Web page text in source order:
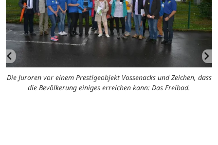
Die Juroren vor einem Prestigeobjekt Vossenacks und Zeichen, dass
die Bevölkerung einiges erreichen kann: Das Freibad.